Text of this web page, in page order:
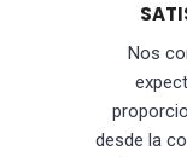
Nos
desde la